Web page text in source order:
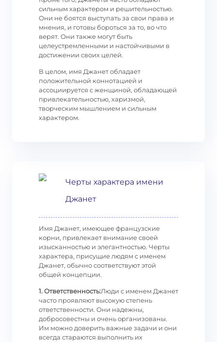
сильным характером и решительностью.
Они не боятся выступать за свои права и
мнения, и готовы бороться за то, во что
верят. Они также могут быть
целеустремленными и настойчивыми в
достижении своих целей.
В целом, имя Джанет обладает
положительной коннотацией и
ассоциируется с женщиной, обладающей
привлекательностью, харизмой,
творческим мышлением и сильным
характером.
Черты характера имени
Джанет
Имя Джанет, имеющее французские
корни, привлекает внимание своей
изысканностью и элегантностью. Черты
характера, присущие людям с именем
Джанет, обычно соответствуют этой
общей концепции.
1. Ответственность:Люди с именем Джанет
часто проявляют высокую степень
ответственности. Они надежны,
добросовестны и очень организованы.
Им можно доверить важные задачи и они
всегда стараются выполнить их